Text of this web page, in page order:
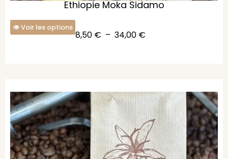
Ethiopie Moka Sidamo
Voir les options
8,50 € – 34,00 €